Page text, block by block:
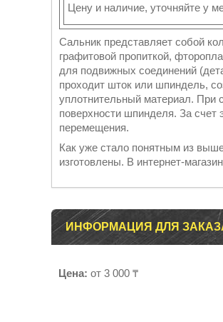
Цену и наличие, уточняйте у
Сальник представляет собой
графитовой пропиткой,
для подвижных соединений
проходит шток или шпиндель,
уплотнительный материал. При
поверхности шпинделя. За счет
перемещения.
Как уже стало понятным из
изготовлены. В интернет-
ИНФОРМАЦИЯ ДЛЯ
Цена: от 3 000 ₸